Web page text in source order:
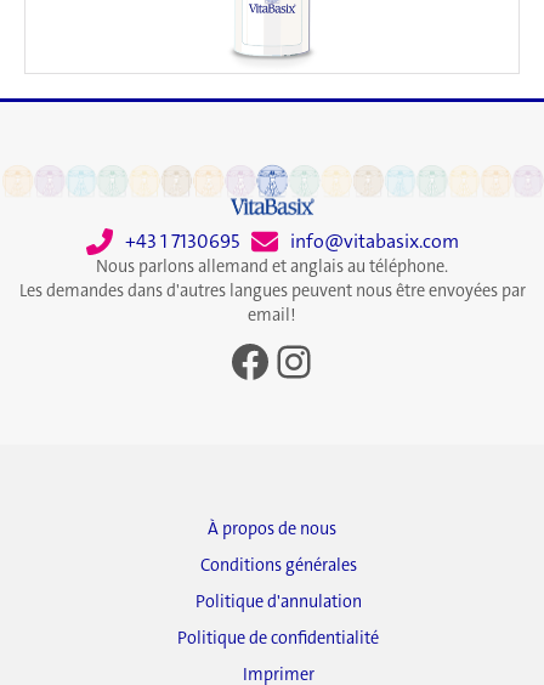
+43 1 7130695 info@vitabasix.com
Nous parlons allemand et anglais au téléphone.
Les demandes dans d'autres langues peuvent nous être envoyées par
email!
Facebook
Instagram
À propos de nous
Conditions générales
Politique d'annulation
Politique de confidentialité
Imprimer